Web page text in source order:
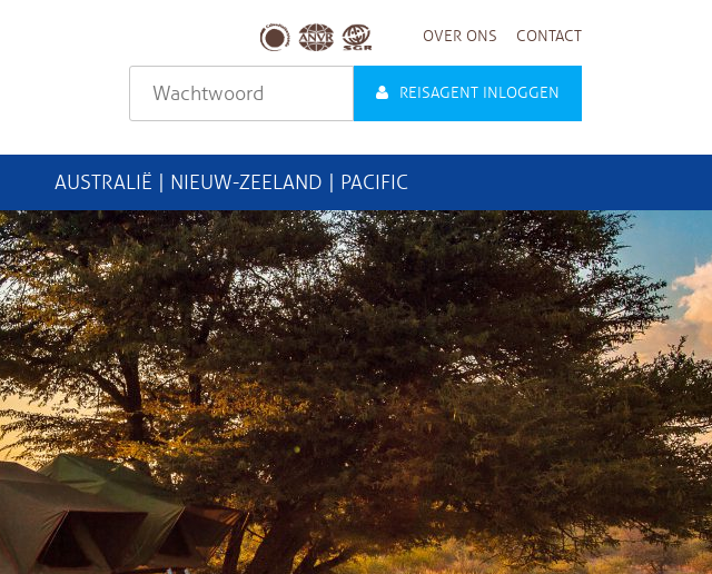
OVER ONS CONTACT
REISAGENT INLOGGEN
AUSTRALIË | NIEUW-ZEELAND | PACIFIC